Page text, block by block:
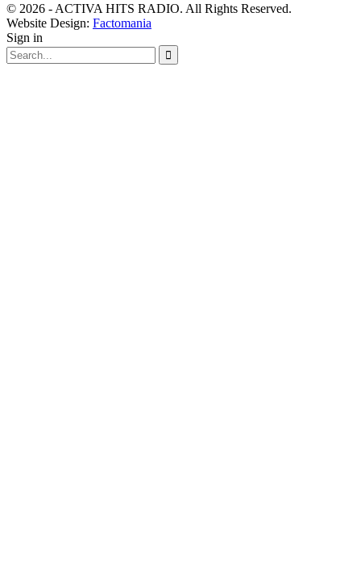
© 2026 - ACTIVA HITS RADIO. All Rights Reserved.
Website Design: Factomania
Sign in